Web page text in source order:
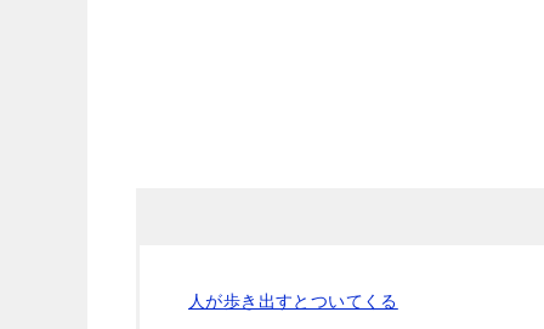
人が歩き出すとついてくる